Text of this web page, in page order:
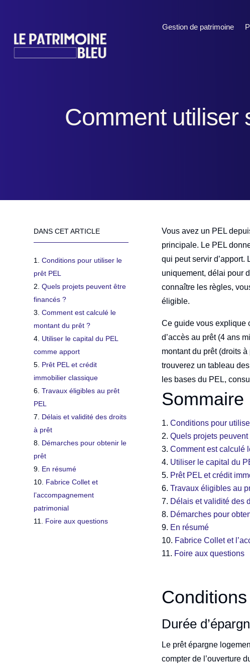
Gestion de patrimoine
Comment utiliser
DANS CET ARTICLE
Conditions pour utiliser le
prêt PEL
Quels projets peuvent être
financés ?
Comment est calculé le
montant du prêt ?
Utiliser le capital du PEL
comme apport
Prêt PEL et crédit
immobilier classique
Travaux éligibles au prêt
PEL
Délais et validité des droits
à prêt
Démarches pour obtenir le
prêt
En résumé
Fabrice Collet et
l’accompagnement
patrimonial
Foire aux questions
Vous avez un PEL
principale. Le PEL
qui peut servir
uniquement, délai pour
connaître les règles,
éligible.
Ce guide vous explique
d’accès au prêt (4 ans
montant du prêt (droits
trouverez un tableau
les bases du PEL,
Sommaire
Conditions pour
Quels projets
Comment est calculé
Utiliser le capital du
Prêt PEL et crédit
Travaux éligibles au
Délais et validité des
Démarches pour
En résumé
Fabrice Collet et
Foire aux questions
Durée
Le prêt épargne
compter de l’ouverture